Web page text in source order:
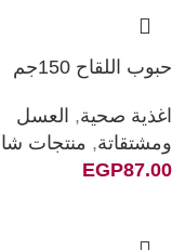
حبوب اللقاح 150جم
اغذية صحية, العسل
ومشتقاتة, منتجات
EGP87.00